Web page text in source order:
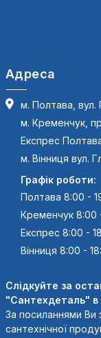
Адреса
м. Полтава, вул.
м. Кременчук,
Експрес
м. Вінниця вул.
Графік роботи:
Полтава 8:00 -
Кременчук 8:00
Експрес 8:00 -
Вінниця 8:00 -
Слідкуйте за
"Сантехдеталь" в
За посиланнями Ви
сантехнічної